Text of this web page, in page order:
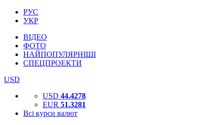
РУС
УКР
ВІДЕО
ФОТО
НАЙПОПУЛЯРНІШІ
СПЕЦПРОЕКТИ
USD
USD 44.4278
EUR 51.3281
Всі курси валют